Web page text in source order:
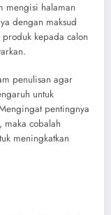
mengisi halaman
dengan maksud
produk kepada calon
penulisan agar
untuk
pentingnya
cobalah
meningkatkan